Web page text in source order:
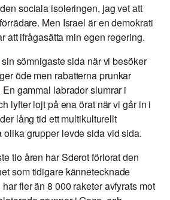
sociala isoleringen, jag vet att
Men Israel är en demokrati
att ifrågasätta min egen regering.
sömnigaste sida när vi besöker
öde men rabatterna prunkar
gammal labrador slumrar i
lyfter lojt på ena örat när vi går in i
lång tid ett multikulturellt
grupper levde sida vid sida.
tio åren har Sderot förlorat den
som tidigare kännetecknade
fler än 8 000 raketer avfyrats mot